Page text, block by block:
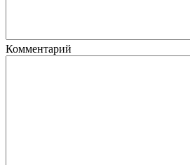
Комментарий